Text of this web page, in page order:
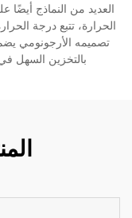
العديد من النماذج
تصميمه الأرجونومي
بالتخزين السهل